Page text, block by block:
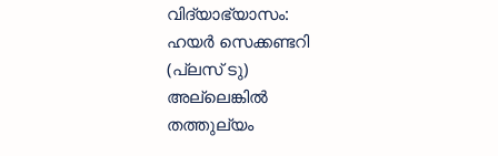
വിദ്യാഭ്യാസം:
ഹയർ സെക്കണ്ടറി
(പ്ലസ് ടു)
അല്ലെങ്കിൽ
തത്തുല്യം